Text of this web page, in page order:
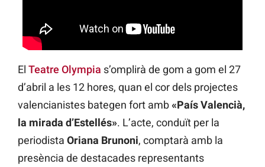
El Teatre Olympia s’omplirà de gom a gom el 27
d’abril a les 12 hores, quan el cor dels projectes
valencianistes bategen fort amb«País Valencià,
la mirada d’Estellés». L’acte, conduït per la
periodista Oriana Brunoni, comptarà amb la
presència de destacades representants